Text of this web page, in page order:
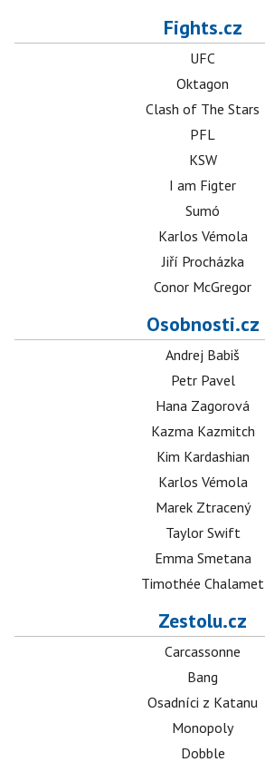
Fights.cz
UFC
Oktagon
Clash of The Stars
PFL
KSW
I am Figter
Sumó
Karlos Vémola
Jiří Procházka
Conor McGregor
Osobnosti.cz
Andrej Babiš
Petr Pavel
Hana Zagorová
Kazma Kazmitch
Kim Kardashian
Karlos Vémola
Marek Ztracený
Taylor Swift
Emma Smetana
Timothée Chalamet
Zestolu.cz
Carcassonne
Bang
Osadníci z Katanu
Monopoly
Dobble